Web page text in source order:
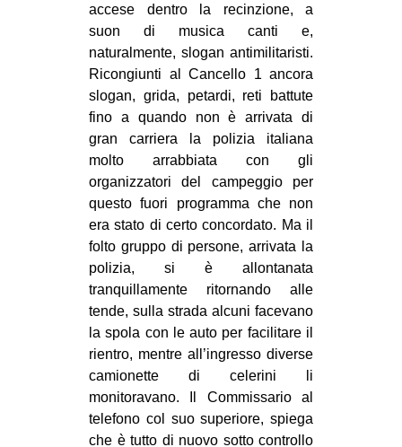
accese dentro la recinzione, a
suon di musica canti e,
naturalmente, slogan antimilitaristi.
Ricongiunti al Cancello 1 ancora
slogan, grida, petardi, reti battute
fino a quando non è arrivata di
gran carriera la polizia italiana
molto arrabbiata con gli
organizzatori del campeggio per
questo fuori programma che non
era stato di certo concordato. Ma il
folto gruppo di persone, arrivata la
polizia, si è allontanata
tranquillamente ritornando alle
tende, sulla strada alcuni facevano
la spola con le auto per facilitare il
rientro, mentre all’ingresso diverse
camionette di celerini li
monitoravano. Il Commissario al
telefono col suo superiore, spiega
che è tutto di nuovo sotto controllo